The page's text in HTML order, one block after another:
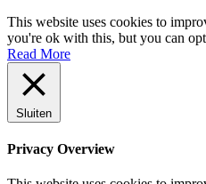
This website uses cookies to
you're ok with this, but you can
Read More
Sluiten
Privacy Overview